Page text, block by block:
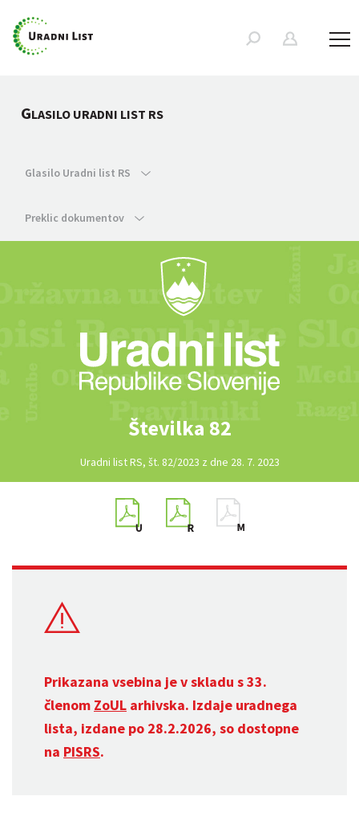
GLASILO URADNI LIST RS
Glasilo Uradni list RS
Preklic dokumentov
Številka 82
Uradni list RS, št. 82/2023 z dne 28. 7. 2023
Prikazana vsebina je v skladu s 33.
členom ZoUL arhivska. Izdaje uradnega
lista, izdane po 28.2.2026, so dostopne
na PISRS.